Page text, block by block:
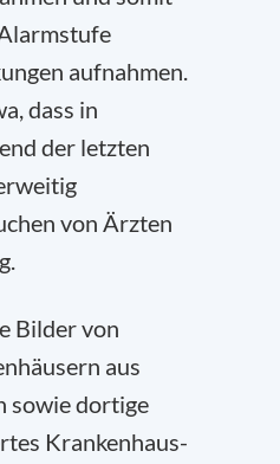
aufnahmen.
dass in
der letzten
von Ärzten
Bilder von
aus
sowie dortige
Krankenhaus-